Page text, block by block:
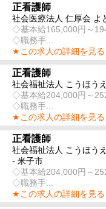
正看護師
社会医療法人 仁厚会 よ
◇基本給165,000円～
◇職務手...
★この求人の詳細を見る
正看護師
社会福祉法人 こうほう
◇基本給204,000円～
◇職務手...
★この求人の詳細を見る
正看護師
社会福祉法人 こうほう
- 米子市
◇基本給204,000円～
◇職務手...
★この求人の詳細を見る